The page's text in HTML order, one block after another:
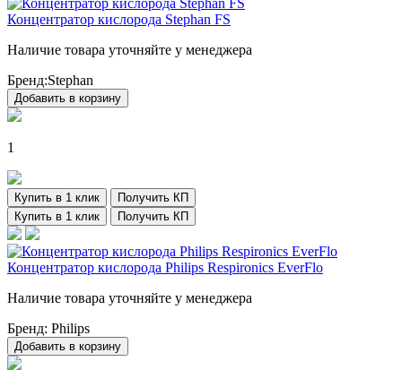
Концентратор кислорода Stephan FS
Наличие товара уточняйте у менеджера
Бренд:Stephan
Добавить в корзину
1
Купить в 1 клик
Получить КП
Купить в 1 клик
Получить КП
Концентратор кислорода Philips Respironics EverFlo
Наличие товара уточняйте у менеджера
Бренд: Philips
Добавить в корзину